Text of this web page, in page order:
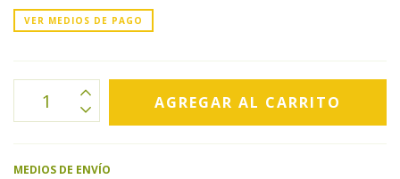
VER MEDIOS DE PAGO
MEDIOS DE ENVÍO